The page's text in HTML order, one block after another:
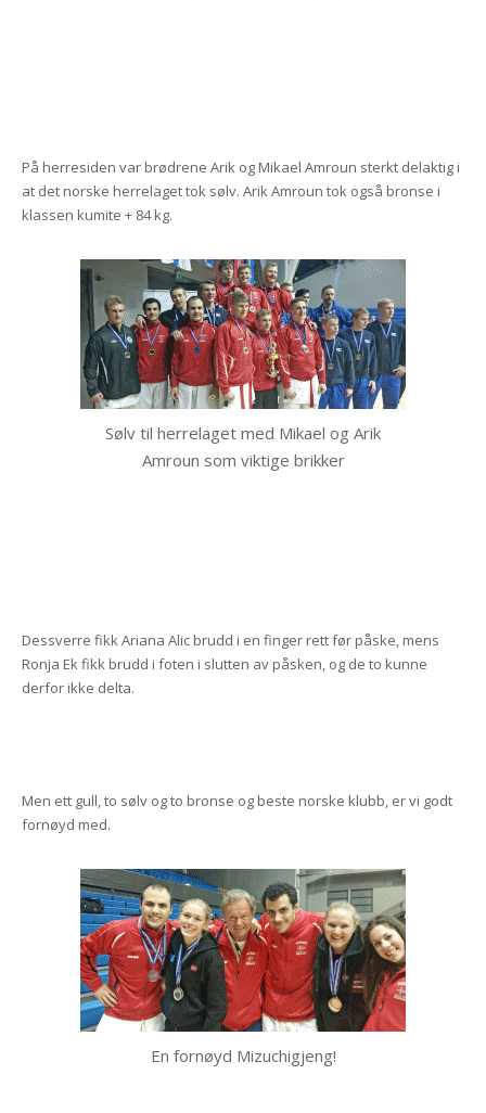
På herresiden var brødrene Arik og Mikael Amroun sterkt delaktig i
at det norske herrelaget tok sølv. Arik Amroun tok også bronse i
klassen kumite + 84 kg.
Sølv til herrelaget med Mikael og Arik
Amroun som viktige brikker
Dessverre fikk Ariana Alic brudd i en finger rett før påske, mens
Ronja Ek fikk brudd i foten i slutten av påsken, og de to kunne
derfor ikke delta.
Men ett gull, to sølv og to bronse og beste norske klubb, er vi godt
fornøyd med.
En fornøyd Mizuchigjeng!